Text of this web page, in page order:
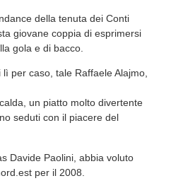
della tenuta dei Conti
giovane coppia di esprimersi
gola e di bacco.
per caso, tale Raffaele Alajmo,
un piatto molto divertente
seduti con il piacere del
Davide Paolini, abbia voluto
per il 2008.